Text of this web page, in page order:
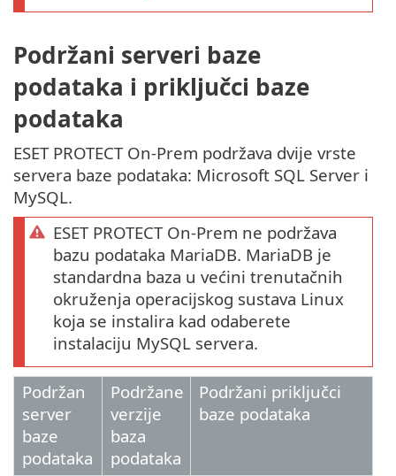
Podržani serveri baze
podataka i priključci baze
podataka
ESET PROTECT On-Prem podržava dvije vrste
servera baze podataka: Microsoft SQL Server i
MySQL.
ESET PROTECT On-Prem ne podržava
bazu podataka MariaDB. MariaDB je
standardna baza u većini trenutačnih
okruženja operacijskog sustava Linux
koja se instalira kad odaberete
instalaciju MySQL servera.
Podržan
server
baze
podataka
Podržane
verzije
baza
podataka
Podržani priključci
baze podataka